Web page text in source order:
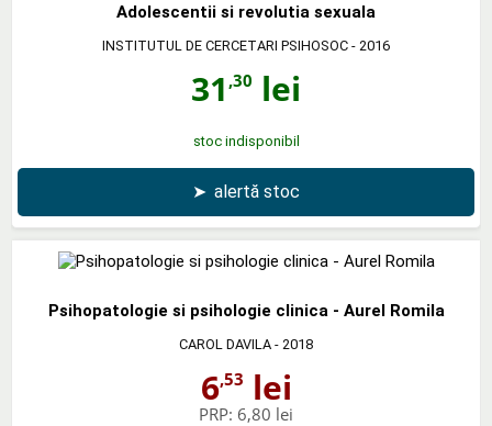
Adolescentii si revolutia sexuala
INSTITUTUL DE CERCETARI PSIHOSOC - 2016
31 ,30 lei
stoc indisponibil
➤ alertă stoc
Psihopatologie si psihologie clinica - Aurel Romila
CAROL DAVILA - 2018
6,53 lei
PRP: 6,80 lei